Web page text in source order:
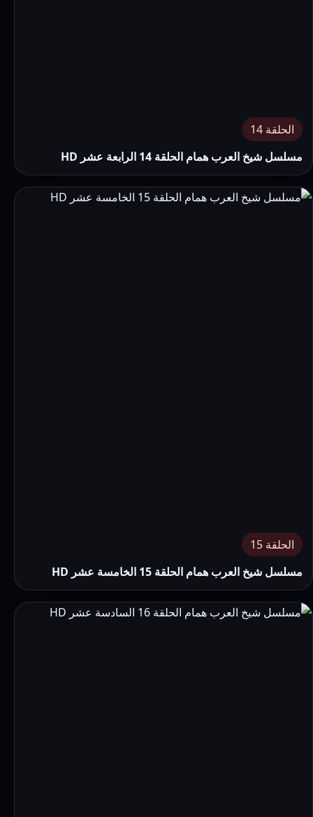
الحلقة 14
مسلسل شيخ العرب همام الحلقة 14 الرابعة عشر HD
الحلقة 15
مسلسل شيخ العرب همام الحلقة 15 الخامسة عشر HD